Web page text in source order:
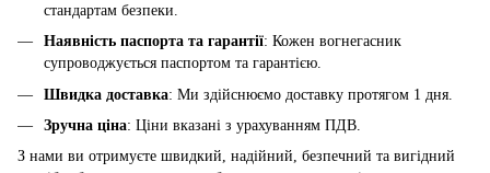
стандартам безпеки.
Наявність паспорта та гарантії: Кожен вогнегасник
супроводжується паспортом та гарантією.
Швидка доставка: Ми здійснюємо доставку протягом 1 дня.
Зручна ціна: Ціни вказані з урахуванням ПДВ.
З нами ви отримуєте швидкий, надійний, безпечний та вигідний